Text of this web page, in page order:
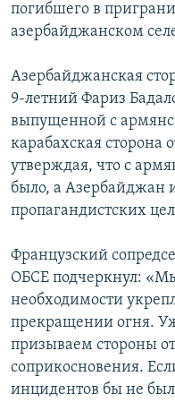
погибшего в
азербайджанском
Азербайджанская
9-летний Фариз
выпущенной с
карабахская сторона
утверждая, что с
было, а Азербайджан
пропагандистских
Французский
ОБСЕ подчеркнул:
необходимости
прекращении огня.
призываем стороны
соприкосновения.
инцидентов бы не